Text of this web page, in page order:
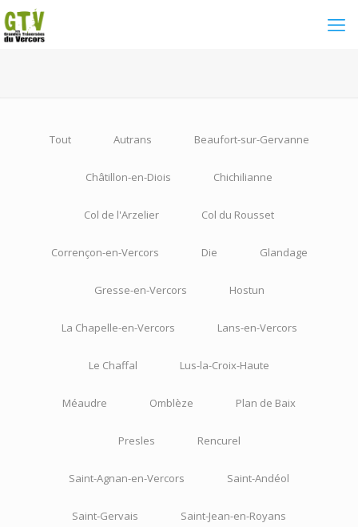
Tout Autrans Beaufort-sur-Gervanne
Châtillon-en-Diois Chichilianne
Col de l'Arzelier Col du Rousset
Corrençon-en-Vercors Die Glandage
Gresse-en-Vercors Hostun
La Chapelle-en-Vercors Lans-en-Vercors
Le Chaffal Lus-la-Croix-Haute
Méaudre Omblèze Plan de Baix
Presles Rencurel
Saint-Agnan-en-Vercors Saint-Andéol
Saint-Gervais Saint-Jean-en-Royans